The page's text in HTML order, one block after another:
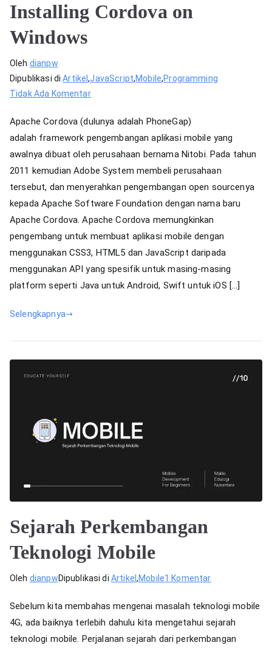
Installing Cordova on
Windows
Oleh dianpw
Dipublikasi diArtikel,JavaScript,Mobile,Programming
Tidak Ada Komentarpada
Cordova
on
Windows
Apache Cordova (dulunya adalah PhoneGap)
adalah framework pengembangan aplikasi mobile yang
awalnya dibuat oleh perusahaan bernama Nitobi. Pada tahun
2011 kemudian Adobe System membeli perusahaan
tersebut, dan menyerahkan pengembangan open sourcenya
kepada Apache Software Foundation dengan nama baru
Apache Cordova. Apache Cordova memungkinkan
pengembang untuk membuat aplikasi mobile dengan
menggunakan CSS3, HTML5 dan JavaScript daripada
menggunakan API yang spesifik untuk masing-masing
platform seperti Java untuk Android, Swift untuk iOS […]
Selengkapnya
Sejarah Perkembangan
Teknologi Mobile
Oleh dianpwDipublikasi di Artikel ,Mobile1 Komentarpada
Perkembangan
Teknologi
Mobile
Sebelum kita membahas mengenai masalah teknologi mobile
4G, ada baiknya terlebih dahulu kita mengetahui sejarah
teknologi mobile. Perjalanan sejarah dari perkembangan